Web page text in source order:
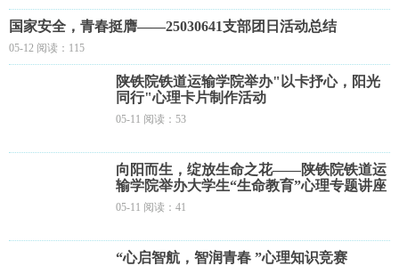
国家安全，青春挺膺——25030641支部团日活动总结
05-12 阅读：115
陕铁院铁道运输学院举办"以卡抒心，阳光
同行"心理卡片制作活动
05-11 阅读：53
向阳而生，绽放生命之花——陕铁院铁道运
输学院举办大学生“生命教育”心理专题讲座
05-11 阅读：41
“心启智航，智润青春 ”心理知识竞赛